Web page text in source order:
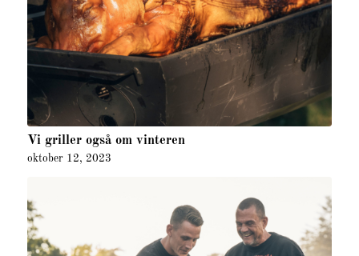
Vi griller også om vinteren
oktober 12, 2023